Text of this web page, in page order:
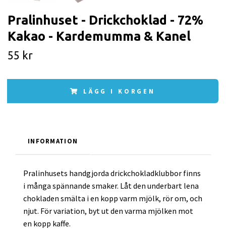
Pralinhuset - Drickchoklad - 72%
Kakao - Kardemumma & Kanel
55 kr
LÄGG I KORGEN
INFORMATION
Pralinhusets handgjorda drickchokladklubbor finns
i många spännande smaker. Låt den underbart lena
chokladen smälta i en kopp varm mjölk, rör om, och
njut. För variation, byt ut den varma mjölken mot
en kopp kaffe.